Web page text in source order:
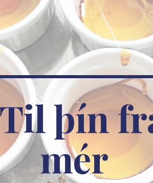
Skip to navigation
þín
mér